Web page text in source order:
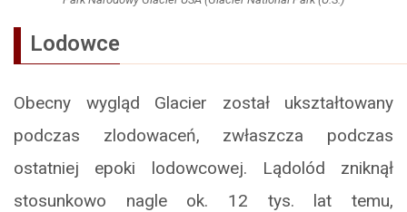
Lodowce
Obecny wygląd Glacier został ukształtowany
podczas zlodowaceń, zwłaszcza podczas
ostatniej epoki lodowcowej. Lądolód zniknął
stosunkowo nagle ok. 12 tys. lat temu,